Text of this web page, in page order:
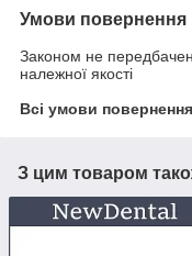
Умови повернення
Законом не
належної якості
Всі умови повернення
З цим товаром